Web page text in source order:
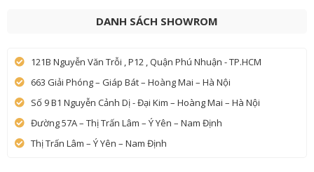
DANH SÁCH SHOWROM
121B Nguyễn Văn Trỗi , P12 , Quận Phú Nhuận - TP.HCM
663 Giải Phóng – Giáp Bát – Hoàng Mai – Hà Nội
Số 9 B1 Nguyễn Cảnh Dị - Đại Kim – Hoàng Mai – Hà Nội
Đường 57A – Thị Trấn Lâm – Ý Yên – Nam Định
Thị Trấn Lâm – Ý Yên – Nam Định